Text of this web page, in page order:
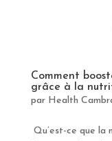
Comment
grâce à la
par Health
Qu’est-ce que la